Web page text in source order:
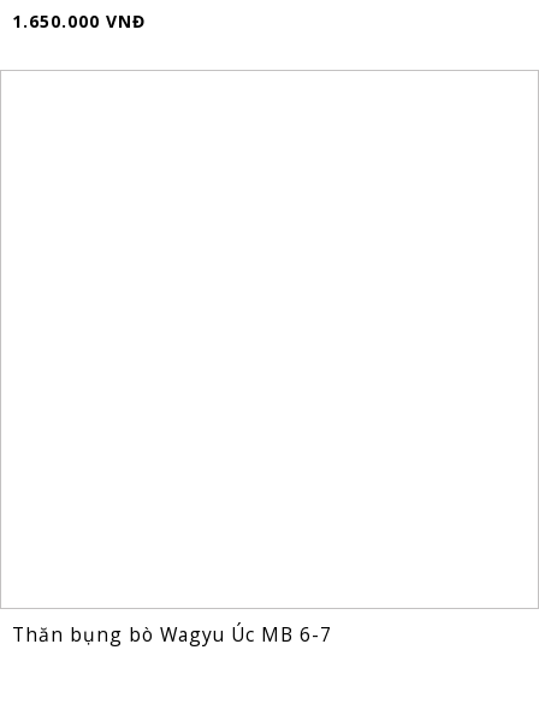
1.650.000 VNĐ
Thăn bụng bò Wagyu Úc MB 6-7